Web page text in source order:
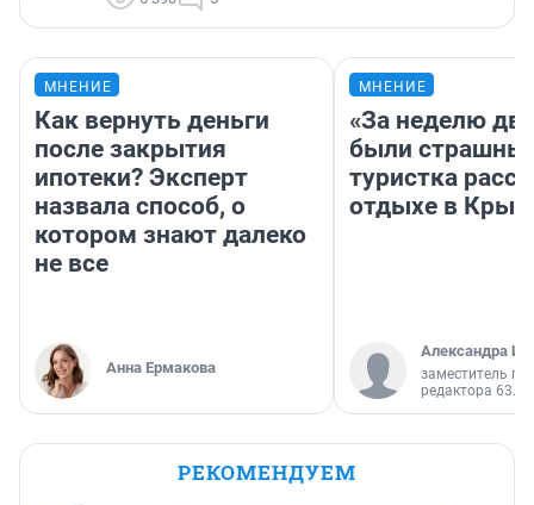
МНЕНИЕ
Как вернуть деньги
после закрытия
ипотеки? Эксперт
назвала способ, о
котором знают далеко
не все
Анна Ермакова
МНЕНИЕ
«За неделю
были
туристка
отдыхе в
Александра
заместитель
редактора 63.RU
РЕКОМЕНДУЕМ